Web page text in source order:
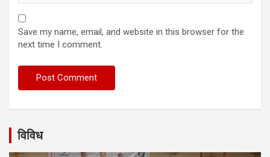
Save my name, email, and website in this browser for the
next time I comment.
विविध